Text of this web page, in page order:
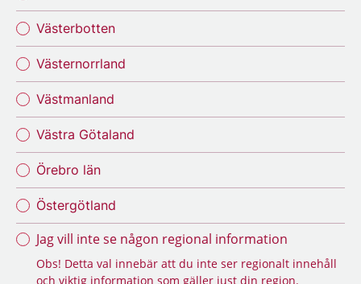
Västerbotten
Västernorrland
Västmanland
Västra Götaland
Örebro län
Östergötland
Jag vill inte se någon regional information
Obs! Detta val innebär att du inte ser regionalt innehåll
och viktig information som gäller just din region.